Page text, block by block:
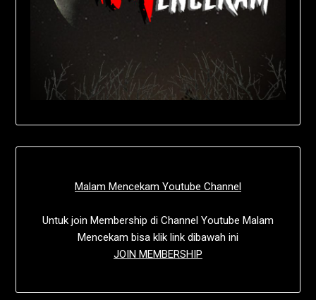
Malam Mencekam Youtube Channel
Untuk join Membership di Channel Youtube Malam
Mencekam bisa klik link dibawah ini
JOIN MEMBERSHIP